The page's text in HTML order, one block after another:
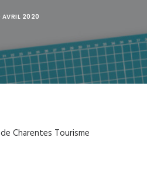
AVRIL 2020
Charentes Tourisme